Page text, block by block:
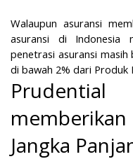
Walaupun asuransi
asuransi di Indonesia
penetrasi asuransi
di bawah 2% dari Produk
Jangka